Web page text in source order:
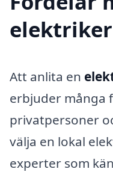
Att anlita en
erbjuder många
privatpersoner
välja en lokal
experter som